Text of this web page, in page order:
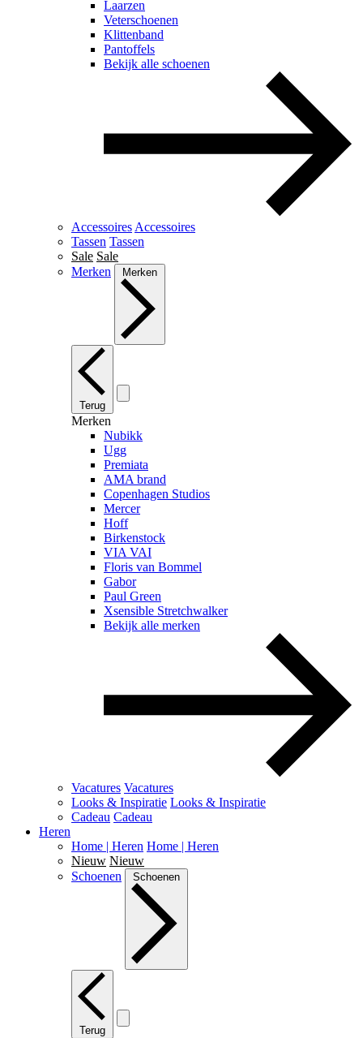
Laarzen
Veterschoenen
Klittenband
Pantoffels
Bekijk alle schoenen
Accessoires Accessoires
Tassen Tassen
Sale Sale
Merken
Merken
Terug
Merken
Nubikk
Ugg
Premiata
AMA brand
Copenhagen Studios
Mercer
Hoff
Birkenstock
VIA VAI
Floris van Bommel
Gabor
Paul Green
Xsensible Stretchwalker
Bekijk alle merken
Vacatures Vacatures
Looks & Inspiratie Looks & Inspiratie
Cadeau Cadeau
Heren
Home | Heren Home | Heren
Nieuw Nieuw
Schoenen
Schoenen
Terug